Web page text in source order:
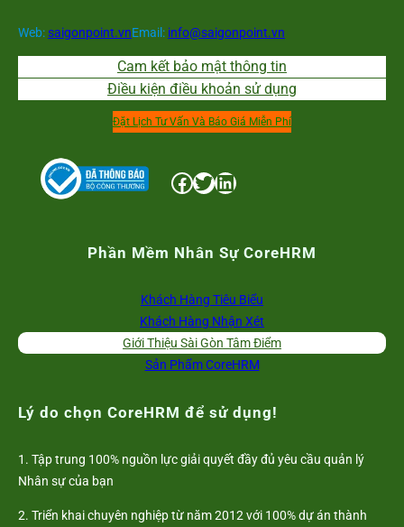
nay
Web:saigonpoint.vnEmail: info@saigonpoint.vn
Cam kết bảo mật thông tin
Điều kiện điều khoản sử dụng
Đặt Lịch Tư Vấn Và Báo Giá Miễn Phí
Facebook Twitter LinkedIn
Phần Mềm Nhân Sự CoreHRM
Khách Hàng Tiêu Biểu
Khách Hàng Nhận Xét
Giới Thiệu Sài Gòn Tâm Điểm
Sản Phẩm CoreHRM
Lý do chọn CoreHRM để sử dụng!
1. Tập trung 100% nguồn lực giải quyết đầy đủ yêu cầu quản lý
Nhân sự của bạn
2. Triển khai chuyên nghiệp từ năm 2012 với 100% dự án thành